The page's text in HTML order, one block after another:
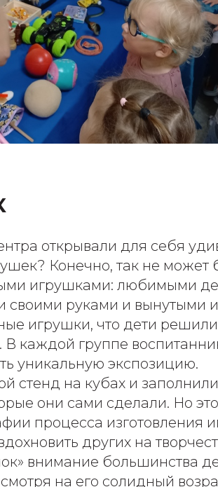
открывали для себя
Конечно, так не может
игрушками: любимыми
своими руками и вынутыми
игрушки, что дети решили
В каждой группе
уникальную экспозицию.
стенд на кубах и
они сами сделали. Но
процесса изготовления
других на
внимание большинства
на его солидный